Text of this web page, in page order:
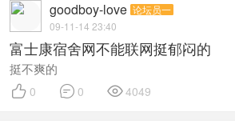
goodboy-love 论坛员一
09-11-14 23:40
富士康宿舍网不能联网挺郁闷的
挺不爽的
 0  0 4049